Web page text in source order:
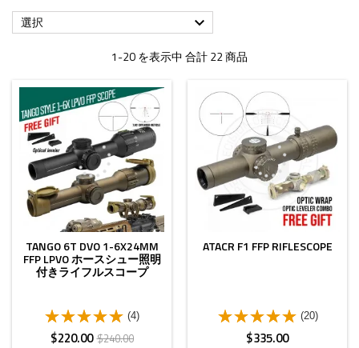
選択 
1-20 を表示中 合計 22 商品
- $20.00
TANGO 6T DVO 1-6X24MM
FFP LPVO ホースシュー照明
付きライフルスコープ
(4)
価
$220.00ベ
$240.00
ATACR F1 FFP RIFLESCOPE
(20)
価
$335.00